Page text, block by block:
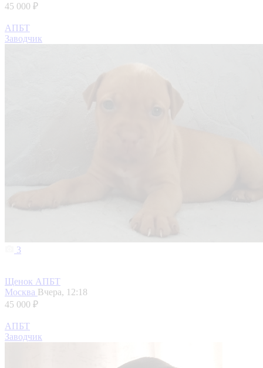
45 000 ₽
АПБТ
Заводчик
3
Щенок АПБТ
Москва Вчера, 12:18
45 000 ₽
АПБТ
Заводчик